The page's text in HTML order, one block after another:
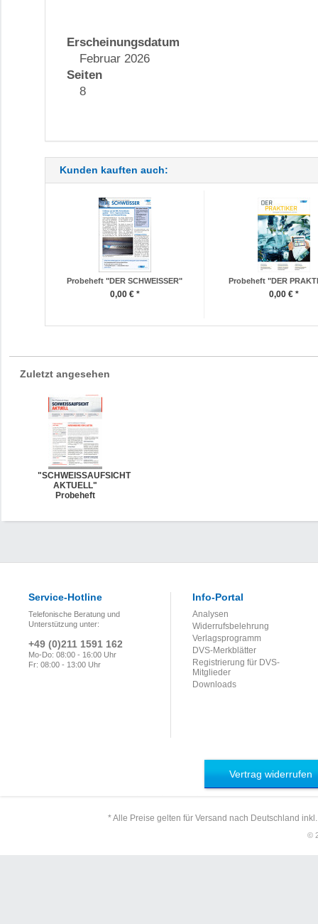
Erscheinungsdatum
Februar 2026
Seiten
8
Kunden kauften auch:
Probeheft "DER SCHWEISSER"
0,00 € *
Probeheft "DER
0,00 € *
Zuletzt angesehen
"SCHWEISSAUFSICHT
AKTUELL"
Probeheft
Service-Hotline
Telefonische Beratung und
Unterstützung unter:
+49 (0)211 1591 162
Mo-Do: 08:00 - 16:00 Uhr
Fr: 08:00 - 13:00 Uhr
Info-Portal
Analysen
Widerrufsbelehrung
Verlagsprogramm
DVS-Merkblätter
Registrierung für DVS-
Mitglieder
Downloads
Vertrag widerrufen
* Alle Preise gelten für Versand nach Deutschland
©